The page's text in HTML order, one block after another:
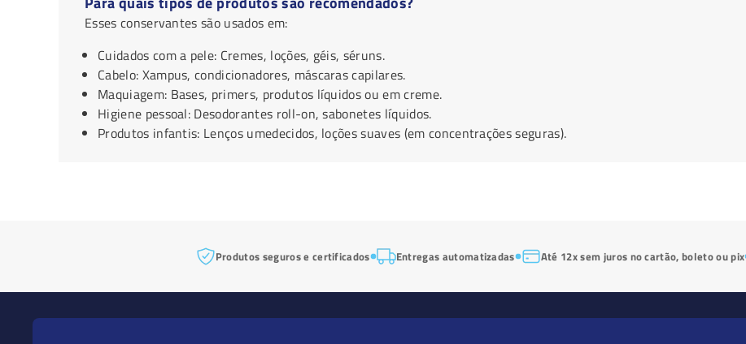
Esses conservantes são usados em:
Cuidados com a pele: Cremes, loções, géis, séruns.
Cabelo: Xampus, condicionadores, máscaras capilares.
Maquiagem: Bases, primers, produtos líquidos ou em creme.
Higiene pessoal: Desodorantes roll-on, sabonetes líquidos.
Produtos infantis: Lenços umedecidos, loções suaves (em concentrações seguras).
Produtos seguros e certificados Entregas automatizadas Até 12x sem juros no cartão, boleto ou pix